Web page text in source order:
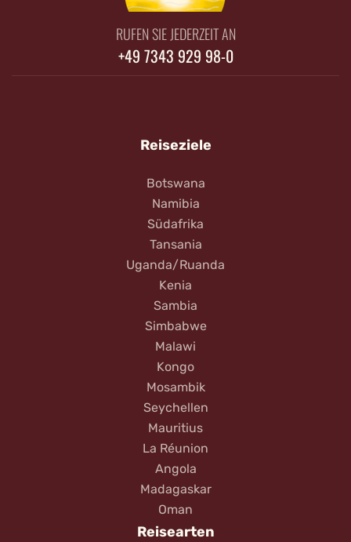
RUFEN SIE JEDERZEIT AN
+49 7343 929 98-0
Reiseziele
Botswana
Namibia
Südafrika
Tansania
Uganda/Ruanda
Kenia
Sambia
Simbabwe
Malawi
Kongo
Mosambik
Seychellen
Mauritius
La Réunion
Angola
Madagaskar
Oman
Reisearten